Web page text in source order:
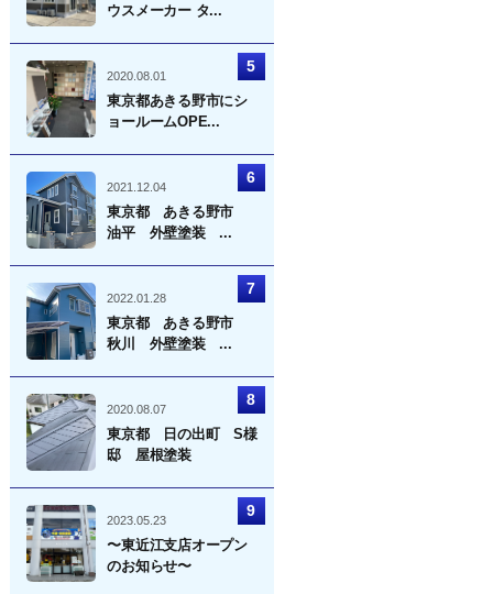
ウスメーカー タ...
2020.08.01
東京都あきる野市にシ
ョールームOPE...
2021.12.04
東京都 あきる野市
油平 外壁塗装 ...
2022.01.28
東京都 あきる野市
秋川 外壁塗装 ...
2020.08.07
東京都 日の出町 S様
邸 屋根塗装
2023.05.23
〜東近江支店オープン
のお知らせ〜